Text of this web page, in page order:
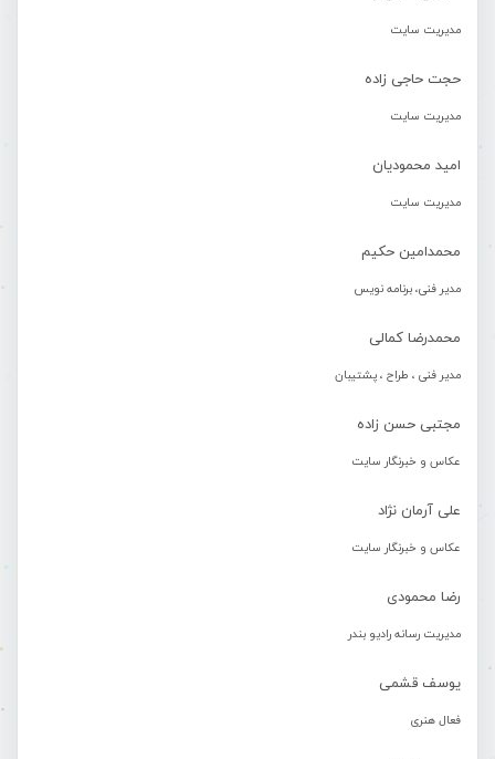
مدیریت سایت
حجت حاجی زاده
مدیریت سایت
امید محمودیان
مدیریت سایت
محمدامین حکیم
مدیر فنی، برنامه نویس
محمدرضا کمالی
مدیر فنی ، طراح ، پشتیبان
مجتبی حسن زاده
عکاس و خبرنگار سایت
علی آرمان نژاد
عکاس و خبرنگار سایت
رضا محمودی
مدیریت رسانه رادیو بندر
یوسف قشمی
فعال هنری